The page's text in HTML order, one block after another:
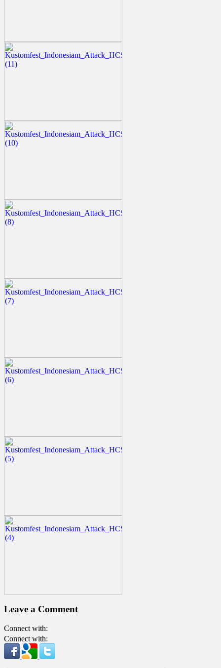
Leave a Comment
Connect with:
Connect with: